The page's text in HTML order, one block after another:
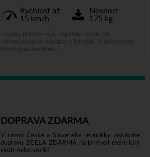
Rychlost až
15 km/h
Nosnost
175 kg
Trophy Booster 6 je úspěšný model od
renomovaného výrobce s letitými zkušenostmi,
které jsou znatelné...
DOPRAVA ZDARMA
V rámci České a Slovenské republiky získáváte
dopravu ZCELA ZDARMA na jakýkoli elektrický
skútr nebo vozík!